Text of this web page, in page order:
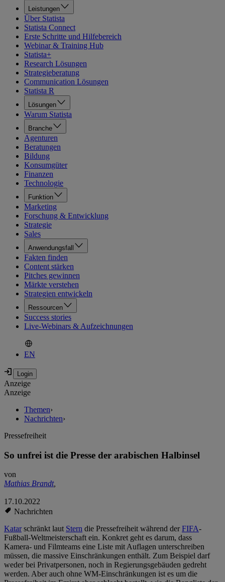
Leistungen
Über Statista
Statista Connect
Erste Schritte und Hilfebereich
Webinar & Training Hub
Statista+
Research Lösungen
Strategieberatung
Communication Lösungen
Statista R
Lösungen
Warum Statista
Branche
Agenturen
Beratungen
Bildung
Konsumgüter
Finanzen
Technologie
Funktion
Marketing
Forschung & Entwicklung
Strategie
Sales
Anwendungsfall
Fakten finden
Content stärken
Pitches gewinnen
Märkte verstehen
Strategien entwickeln
Ressourcen
Success stories
Live-Webinars & Aufzeichnungen
EN
Anzeige
Anzeige
Themen›
Nachrichten›
Pressefreiheit
So unfrei ist die Presse der arabischen Halbinsel
von
Mathias Brandt,
17.10.2022
Nachrichten
Katarschränkt laut Stern die Pressefreiheit während derFIFA-
Fußball-Weltmeisterschaft ein. Konkret geht es darum, dass
Kamera- und Filmteams eine Liste mit Auflagen unterschreiben
müssen, die massive Einschränkungen enthält. Zum Beispiel darf
weder bei Privatpersonen, noch in Regierungsgebäuden gedreht
werden. Aber auch ohne WM-Einschränkungen ist es um die